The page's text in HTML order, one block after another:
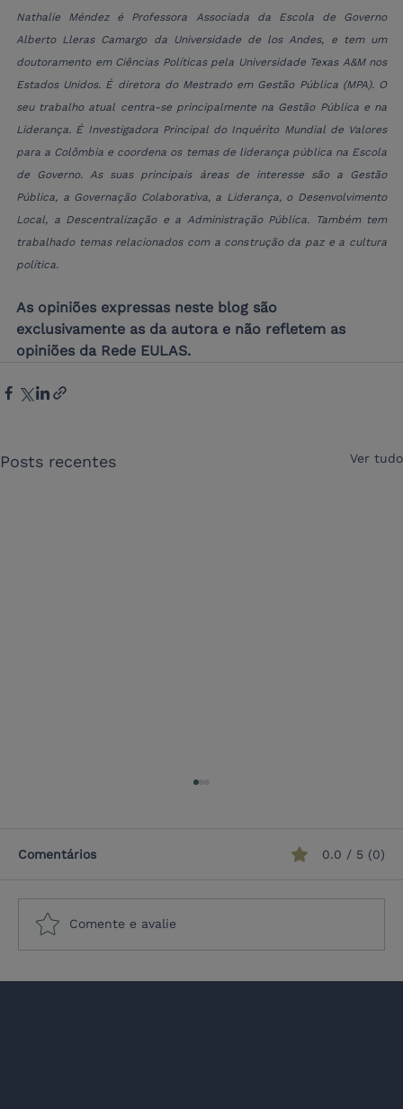
Nathalie Méndez é Professora Associada da Escola de Governo
Alberto Lleras Camargo da Universidade de los Andes, e tem um
doutoramento em Ciências Políticas pela Universidade Texas A&M nos
Estados Unidos. É diretora do Mestrado em Gestão Pública (MPA). O
seu trabalho atual centra-se principalmente na Gestão Pública e na
Liderança. É Investigadora Principal do Inquérito Mundial de Valores
para a Colômbia e coordena os temas de liderança pública na Escola
de Governo. As suas principais áreas de interesse são a Gestão
Pública, a Governação Colaborativa, a Liderança, o Desenvolvimento
Local, a Descentralização e a Administração Pública. Também tem
trabalhado temas relacionados com a construção da paz e a cultura
política.
As opiniões expressas neste blog são
exclusivamente as da autora e não refletem as
opiniões da Rede EULAS.
Posts recentes Ver tudo
Comentários 0.0 / 5 (0)
Comente e avalie